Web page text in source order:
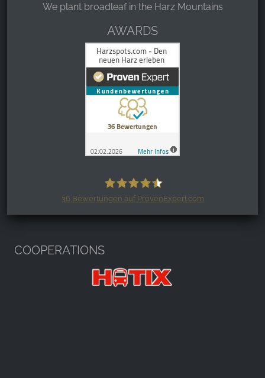
We plant broadleaf in the Harz Mountains
AWARDS
36 Bewertungen auf ProvenExpert.com
COOPERATIONS